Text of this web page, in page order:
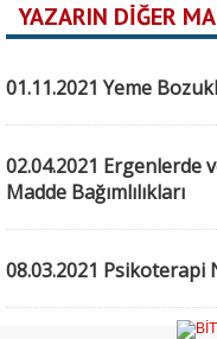
YAZARIN DİĞER
01.11.2021 Yeme
02.04.2021 Ergenlerde
Madde Bağımlılıkları
08.03.2021 Psikoterapi